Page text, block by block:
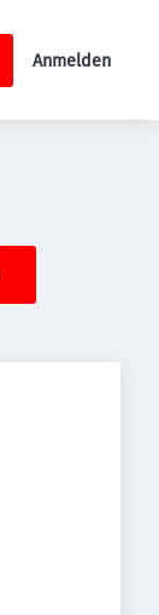
Anmelden